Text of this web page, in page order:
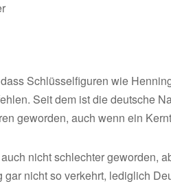
Schlüsselfiguren wie
Seit dem ist die deutsche
geworden, auch wenn ein
nicht schlechter geworden,
nicht so verkehrt, lediglich